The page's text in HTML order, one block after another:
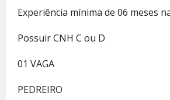
Experiência mínima de 06 meses
Possuir CNH C ou D
01 VAGA
PEDREIRO